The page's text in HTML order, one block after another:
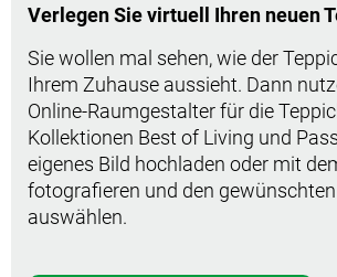
Verlegen Sie virtuell Ihren neuen
Sie wollen mal sehen, wie der
Ihrem Zuhause aussieht. Dann
Online-Raumgestalter für die
Kollektionen Best of Living und
eigenes Bild hochladen oder mit
fotografieren und den
auswählen.